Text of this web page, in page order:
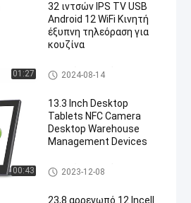
01:27
32 ιντσών IPS TV USB
Android 12 WiFi Κινητή
έξυπνη τηλεόραση για
κουζίνα
Σημειώσεις οθόνης αφής
2024-08-14
00:43
13.3 Inch Desktop
Tablets NFC Camera
Desktop Warehouse
Management Devices
Σημειώσεις οθόνης αφής
2023-12-08
23,8 αρρενωπό 12 Incell